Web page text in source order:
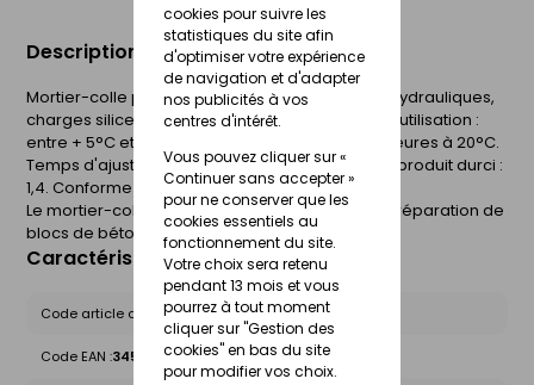
cookies pour suivre les
statistiques du site afin
d'optimiser votre expérience
de navigation et d'adapter
nos publicités à vos
centres d'intérêt.
Vous pouvez cliquer sur «
Continuer sans accepter »
pour ne conserver que les
cookies essentiels au
fonctionnement du site.
Votre choix sera retenu
pendant 13 mois et vous
pourrez à tout moment
cliquer sur "Gestion des
cookies" en bas du site
pour modifier vos choix.
Description du produit
Mortier-colle prêt à gâcher, constitué de liants hydrauliques,
charges siliceuses et adjuvants. Température d'utilisation :
entre + 5°C et + 30°C. Temps d'application : 4 heures à 20°C.
Temps d'ajustabilité : environ 5 min. Densité par produit durci :
1,4. Conforme à la norme EN-998-2 Classe M5.
Le mortier-colle est idéal pour le montage et la réparation de
blocs de béton cellulaire.
Caractéristiques du produit
Code article chez le fournisseur :GEDMORCOLBC05
Code EAN :3459670050803